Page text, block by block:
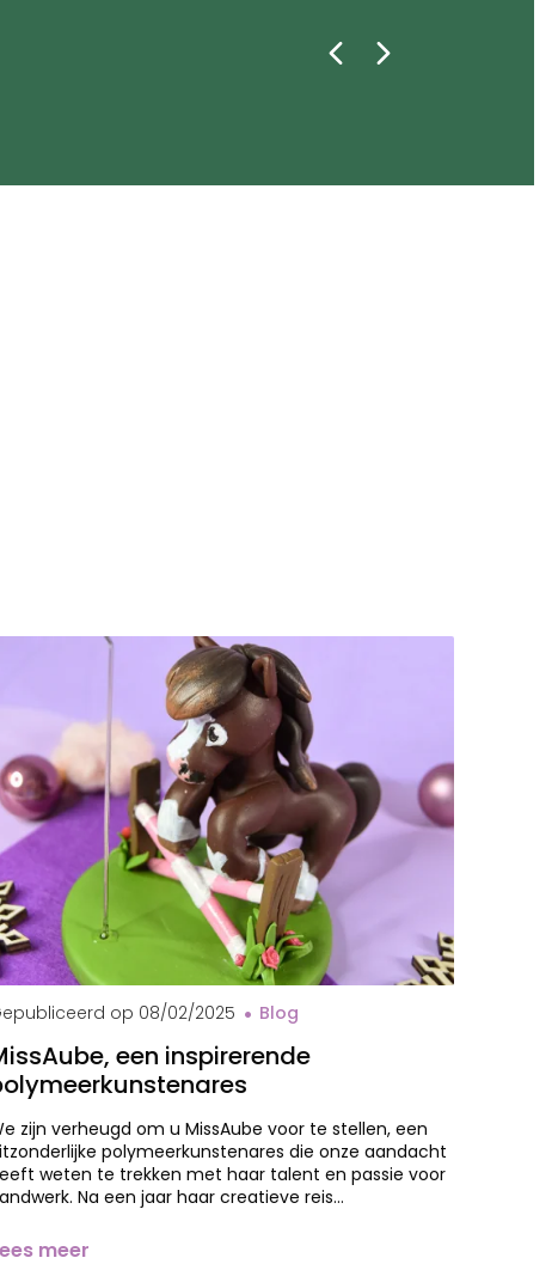
op 08/02/2025 Blog
een inspirerende
zijn verheugd om u MissAube voor te stellen, een
polymeerkunstenares die onze aandacht
weten te trekken met haar talent en passie voor
Na een jaar haar creatieve reis…
meer